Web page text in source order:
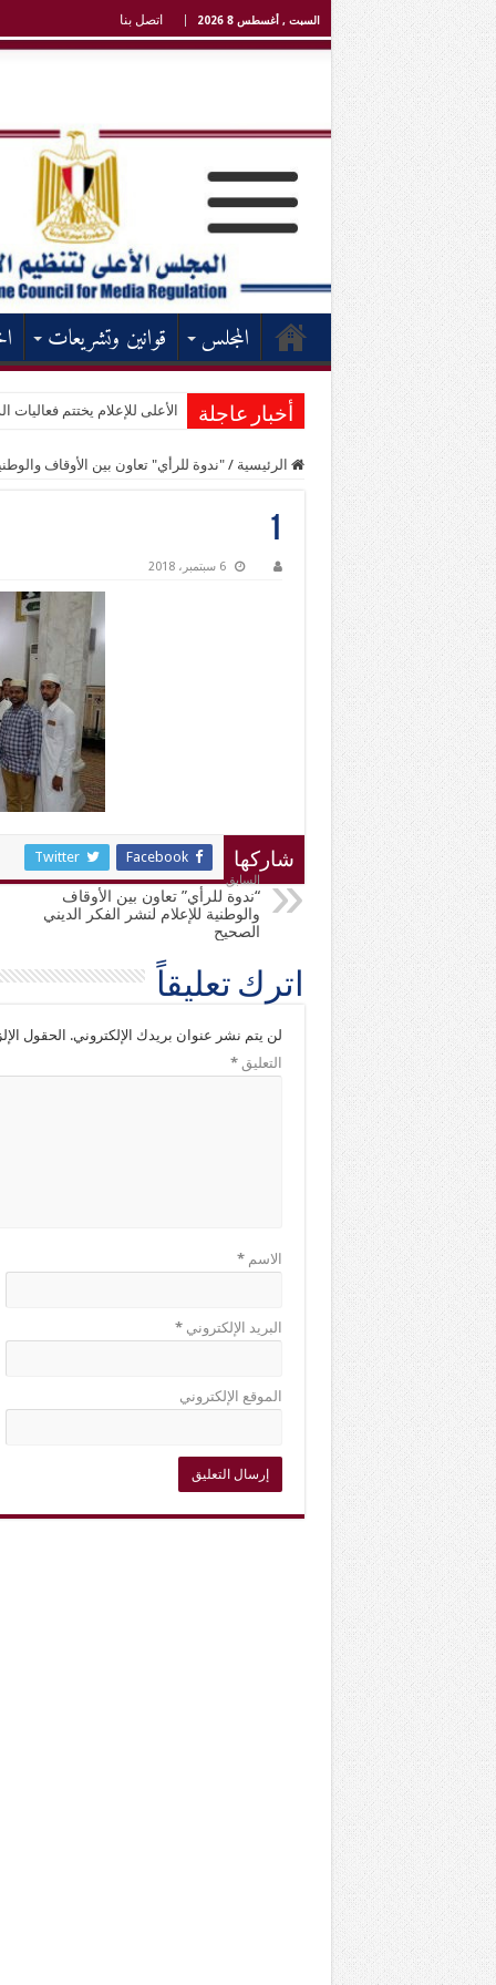
السبت , أغسطس 8 2026 اتصل بنا
المجلس قوانين وتشريعات
أخبار عاجلة الأعلى للإعلام يختتم فعاليات
الرئيسية / "ندوة للرأي" تعاون بين الأوقاف
1
6 سبتمبر، 2018
شاركها Facebook
Twitter
السابق
“ندوة للرأي” تعاون بين الأوقاف
والوطنية للإعلام لنشر الفكر الديني
الصحيح
اترك تعليقاً
لن يتم نشر عنوان بريدك الإلكتروني. الحقول
التعليق*
الاسم*
البريد الإلكتروني*
الموقع الإلكتروني